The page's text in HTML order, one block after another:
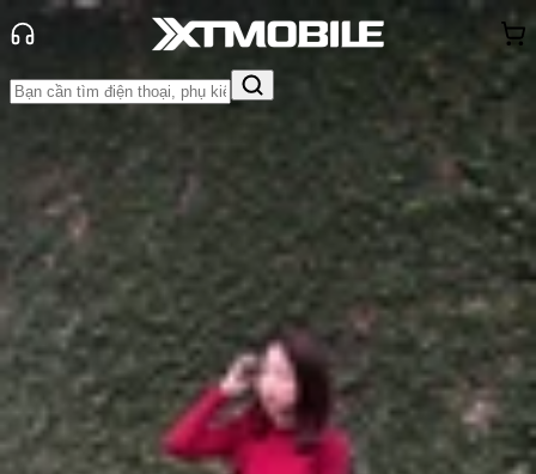
Tin tức
Tư vấn
Tin Mới
Đánh Giá - Trên Tay So Sánh Tư vấn
Khuyến
mãiThủ thuật Hỏi đáp App - Game Thông báo
Khách
hàng - Sự kiện
Có nên mua Samsung S25 không?
Những nâng cấp không nên bỏ qua!
Anh Thư